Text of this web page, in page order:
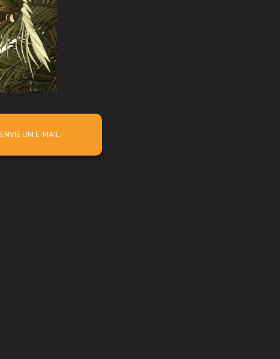
ENVIE UM E-MAIL